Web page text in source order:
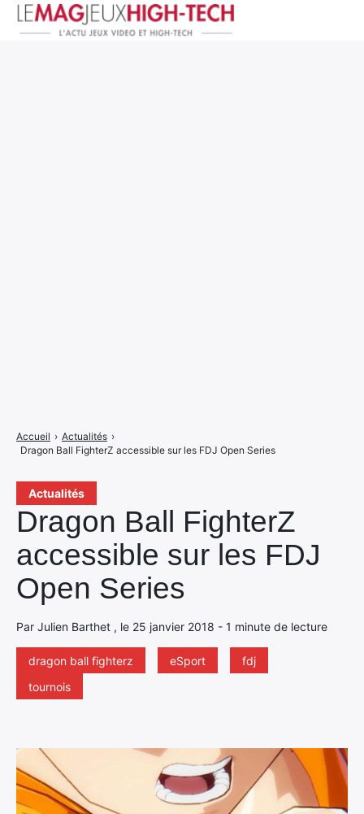
Actualités
Dragon Ball FighterZ
accessible sur les FDJ
Open Series
Par Julien Barthet , le 25 janvier 2018 - 1 minute de lecture
dragon ball fighterz eSport
fdj
tournois
Accueil › Actualités ›
Dragon Ball FighterZ accessible sur les FDJ Open Series